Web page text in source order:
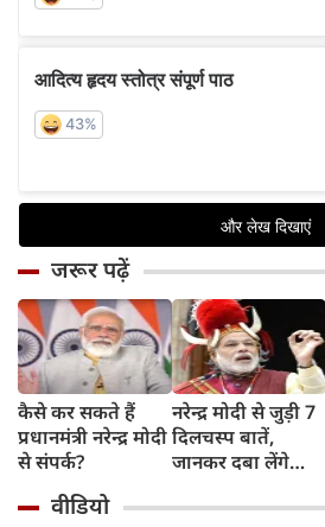
जरूर पढ़ें
कैसे कर सकते हैं
प्रधानमंत्री नरेन्द्र मोदी
से संपर्क?
नरेन्द्र मोदी से जुड़ी 7
दिलचस्प बातें,
जानकर दबा लेंगे
वीडियो